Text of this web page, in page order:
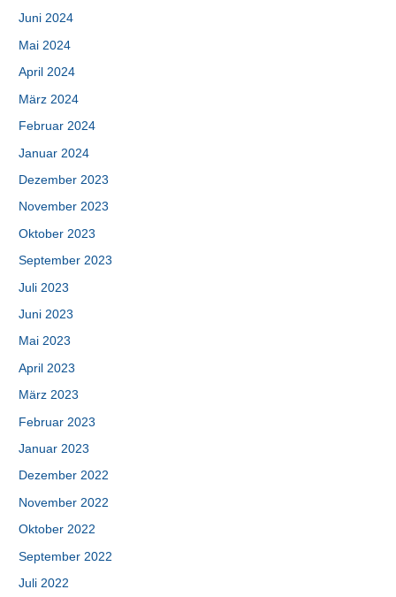
Juni 2024
Mai 2024
April 2024
März 2024
Februar 2024
Januar 2024
Dezember 2023
November 2023
Oktober 2023
September 2023
Juli 2023
Juni 2023
Mai 2023
April 2023
März 2023
Februar 2023
Januar 2023
Dezember 2022
November 2022
Oktober 2022
September 2022
Juli 2022